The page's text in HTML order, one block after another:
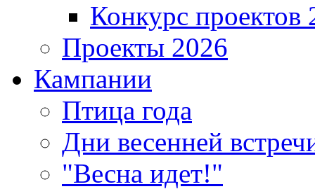
Конкурс проектов
Проекты 2026
Кампании
Птица года
Дни весенней
"Весна идет!"